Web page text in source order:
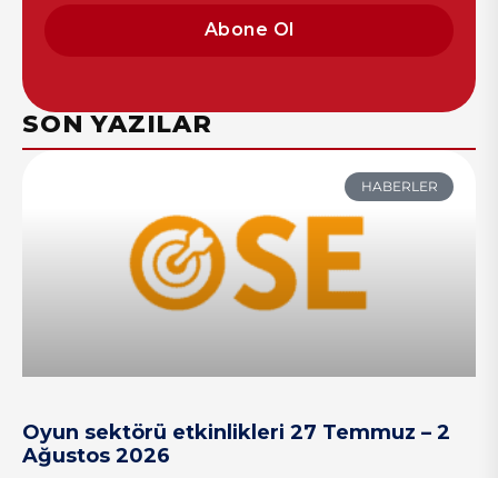
Abone Ol
SON YAZILAR
HABERLER
Oyun sektörü etkinlikleri 27 Temmuz – 2
Ağustos 2026